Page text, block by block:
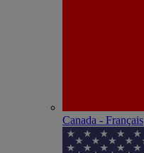
Canada - Français